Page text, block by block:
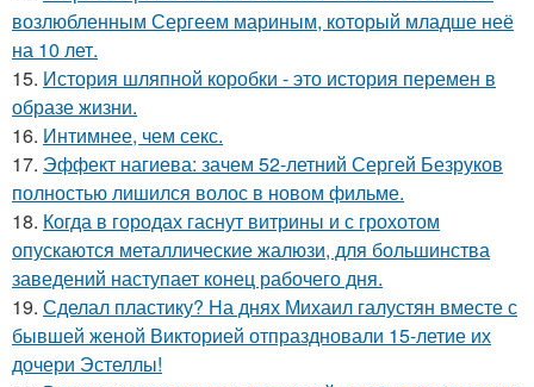
возлюбленным Сергеем мариным, который младше неё
на 10 лет.
15. История шляпной коробки - это история перемен в
образе жизни.
16. Интимнее, чем секс.
17. Эффект нагиева: зачем 52-летний Сергей Безруков
полностью лишился волос в новом фильме.
18. Когда в городах гаснут витрины и с грохотом
опускаются металлические жалюзи, для большинства
заведений наступает конец рабочего дня.
19. Сделал пластику? На днях Михаил галустян вместе с
бывшей женой Викторией отпраздновали 15-летие их
дочери Эстеллы!